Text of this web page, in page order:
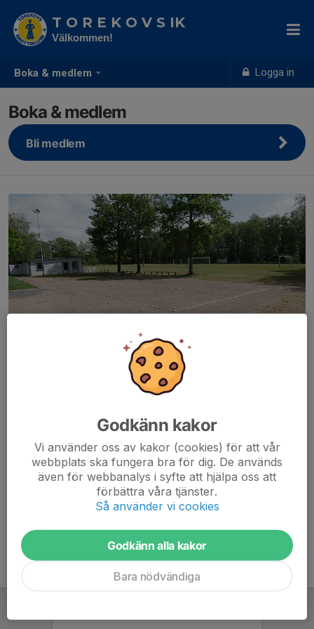
Boka & medlem Logga in
T O R E K O V S IK
Välkommen!
Boka & medlem
Bli medlem
Medlemskap:
300 kr per kalenderår för Padel/Boule medlemskap
Godkänn kakor
Vi använder oss av kakor (cookies) för att vår
webbplats ska fungera bra för dig. De används
även för webbanalys i syfte att hjälpa oss att
förbättra våra tjänster.
Så använder vi cookies
Godkänn alla kakor
Bara nödvändiga